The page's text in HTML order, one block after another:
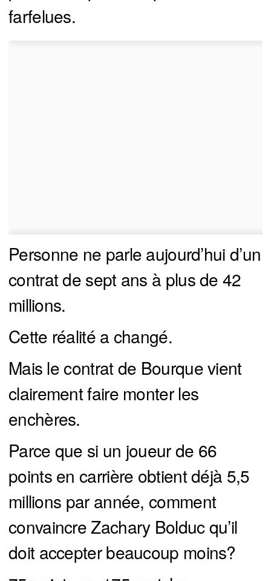
farfelues.
Personne ne parle aujourd’hui d’un
contrat de sept ans à plus de 42
millions.
Cette réalité a changé.
Mais le contrat de Bourque vient
clairement faire monter les
enchères.
Parce que si un joueur de 66
points en carrière obtient déjà 5,5
millions par année, comment
convaincre Zachary Bolduc qu’il
doit accepter beaucoup moins?